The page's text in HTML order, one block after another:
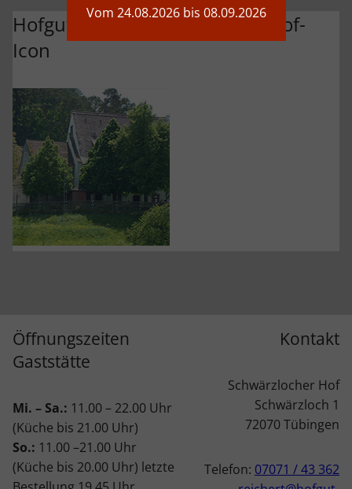
Hofgut-Schwaerzloch-Bauernhof-
Icon
Öffnungszeiten
Gaststätte
Mi. – Sa.: 11.00 – 22.00 Uhr
(Küche bis 21.00 Uhr)
So.: 11.00 –21.00 Uhr
(Küche bis 20.00 Uhr) letzte
Kontakt
Schwärzlocher Hof
Schwärzloch 1
72070 Tübingen
Telefon: 07071 / 43 362
Vom 24.08.2026 bis 08.09.2026